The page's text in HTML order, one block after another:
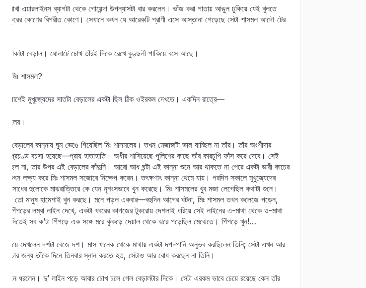
রাখা এয়ারলাইনস ব্যাগটা থেকে গোয়েন্দা উপন্যাসটা বার করলেন। ভাঁজ করা পাতায় আঙুল ঢুকিয়ে যেই খুলতে
কুকুরের কোণের বিপরীত কোণে। সেখানে কখন যে আরেকটি প্রাণী এসে আস্তানা গেড়েছে সেটা শাসমল আদৌ টের
ডোরাকাটা বেড়াল। ঘোলাটে চোখ তাঁরই দিকে রেখে কুণ্ডলী পাকিয়ে বসে আছে।
মিঃ শাসমল?
পাশেই মুখুজ্যেদের সাতটা বেড়ালের একটা ছিল ঠিক ওইরকম দেখতে। একদিন রাত্রে—
বেড়ালের কান্নায় ঘুম ভেঙে গিয়েছিল মিঃ শাসমলের। তখন মেজাজটা ভাল যাচ্ছিল না তাঁর। তাঁর অংশীদার
প্রচণ্ড বচসা হয়েছে—প্রায় হাতাহাতি। অধীর শাসিয়েছে পুলিশের কাছে তাঁর কারচুপি ফাঁস করে দেবে। সেই
হচ্ছিল না, তার উপর এই বেড়ালের কাঁদুনি। আরো আধ ঘন্টা এই কান্না শুনে আর থাকতে না পেরে একটা ভারী কাচের
উৎস লক্ষ্য করে মিঃ শাসমল সজোরে নিক্ষেপ করেন। তৎক্ষণাৎ কান্না থেমে যায়। পরদিন সকালে মুখুজ্যেদের
সাধের হুলোকে মাঝরাত্তিরে কে যেন নৃশংসভাবে খুন করেছে। মিঃ শাসমলের খুব মজা লেগেছিল কথাটা শুনে।
গেলে তো মানুষ হামেশাই খুন করছে। মনে পড়ল একবার—বহুদিন আগের ঘটনা, মিঃ শাসমল তখন কলেজে পড়েন,
পিঁপড়ের লম্বা লাইন দেখে, একটা খবরের কাগজের টুকরোয় দেশলাই ধরিয়ে সেই লাইনের এ-মাথা থেকে ও-মাথা
দিতেই সব ক’টা পিঁপড়ে এক সঙ্গে মরে কুঁকড়ে দেয়াল থেকে ঝরে পড়েছিল মেঝেতে। পিঁপড়ে খুন!…
চেয়ে দেখলেন দশটা বেজে দশ। মাস খানেক থেকে মাথায় একটা দপদপানি অনুভব করছিলেন তিনি; সেটা এখন আর
যেটার জন্য তাঁকে দিনে তিনবার স্নান করতে হত, সেটাও আর বোধ করছেন না তিনি।
সামনে ধরলেন। দু’ লাইন পড়ে আবার চোখ চলে গেল বেড়ালটার দিকে। সেটা এরকম ভাবে চেয়ে রয়েছে কেন তাঁর